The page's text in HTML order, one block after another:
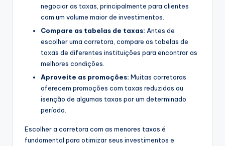
negociar as taxas, principalmente para clientes
com um volume maior de investimentos.
Compare as tabelas de taxas: Antes de
escolher uma corretora, compare as tabelas de
taxas de diferentes instituições para encontrar as
melhores condições.
Aproveite as promoções: Muitas corretoras
oferecem promoções com taxas reduzidas ou
isenção de algumas taxas por um determinado
período.
Escolher a corretora com as menores taxas é
fundamental para otimizar seus investimentos e